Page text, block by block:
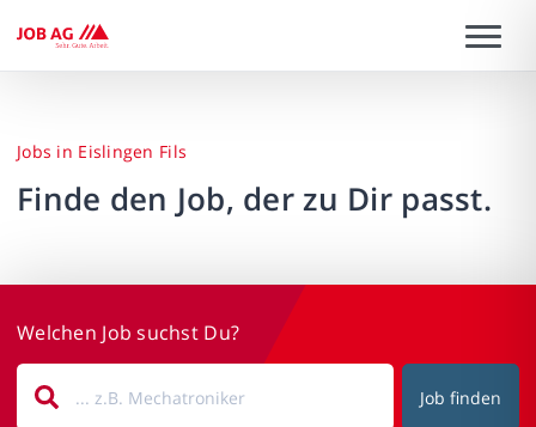
Jobs in Eislingen Fils
Finde den Job, der zu Dir passt.
Welchen Job suchst Du?
Job finden